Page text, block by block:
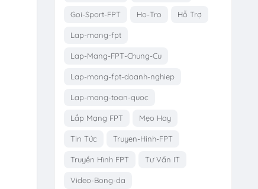
Goi-Sport-FPT Ho-Tro Hỗ Trợ
Lap-mang-fpt
Lap-Mang-FPT-Chung-Cu
Lap-mang-fpt-doanh-nghiep
Lap-mang-toan-quoc
Lắp Mạng FPT Mẹo Hay
Tin Tức Truyen-Hinh-FPT
Truyền Hình FPT Tư Vấn IT
Video-Bong-da